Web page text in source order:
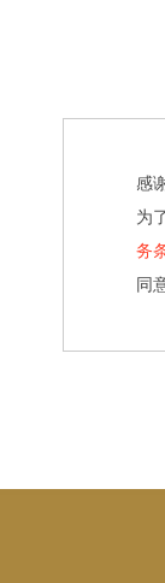
感
为
务
同